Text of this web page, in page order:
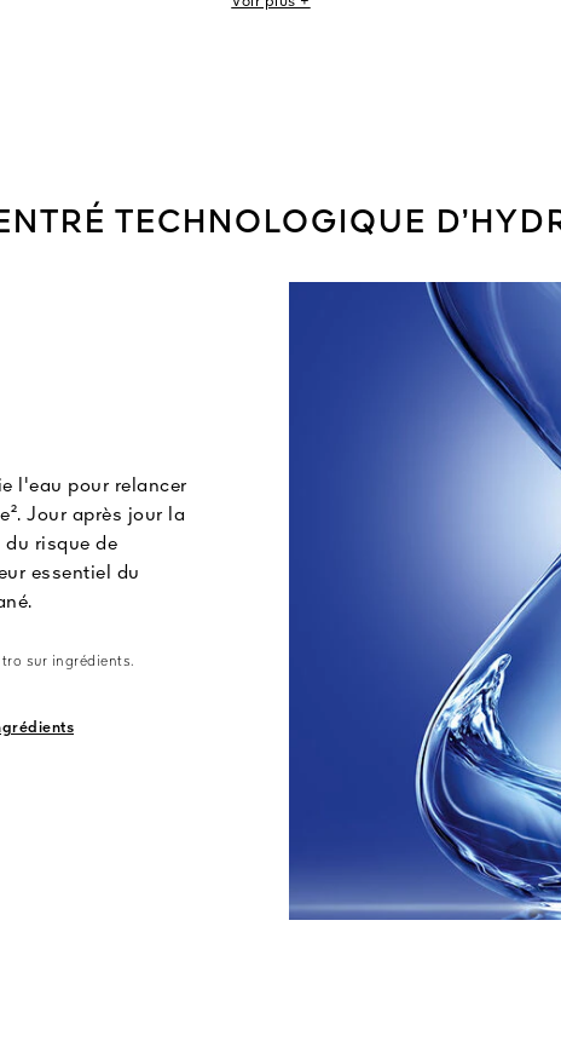
APRÈS UN MOIS³ :
TECHNOLOGIQUE
l'eau pour relancer
Jour après jour la
du risque de
essentiel du
sur ingrédients.